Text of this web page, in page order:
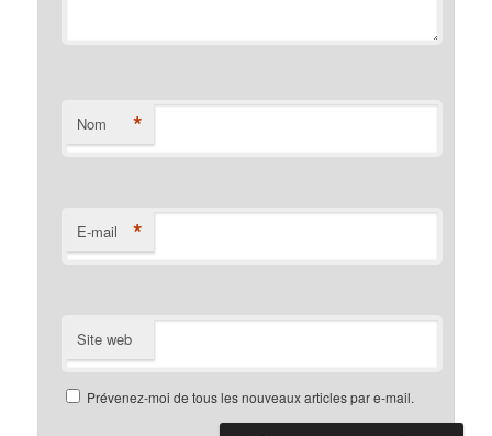
Nom *
E-mail *
Site web
Prévenez-moi de tous les nouveaux articles par e-mail.